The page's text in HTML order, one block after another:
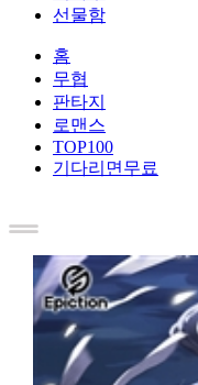
선물함
홈
무협
판타지
로맨스
TOP100
기다리면무료